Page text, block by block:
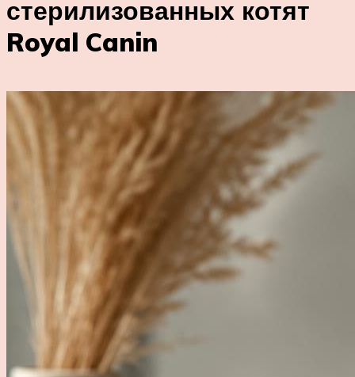
стерилизованных котят
Royal Canin